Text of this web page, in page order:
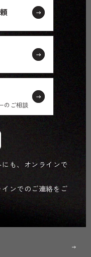
のご相談
も、オンラインで
ンでのご連絡をご